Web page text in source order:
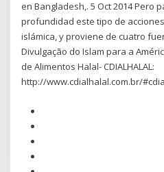
en Bangladesh,. 5 Oct 2014 Pero
profundidad este tipo de
islámica, y proviene de cuatro
Divulgação do Islam para a
de Alimentos Halal- CDIALHALAL:
http://www.cdialhalal.com.br/